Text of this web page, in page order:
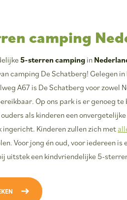
camping
5-sterren camping in
camping De Schatberg! Gelegen
A67 is De Schatberg voor zowel
Op ons park is er genoeg
als kinderen een
ingericht. Kinderen zullen zich met
Voor jong én oud, voor iedereen
uitstek een kindvriendelijke 5-